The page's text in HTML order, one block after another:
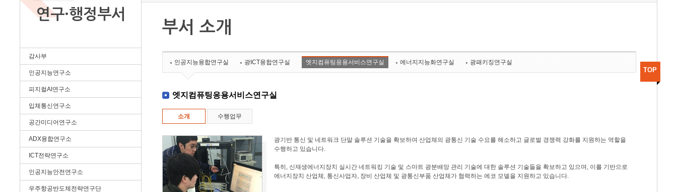
기획본부
연구·행정부서
감사부
인공지능연구소
피지컬AI연구소
입체통신연구소
공간미디어연구소
ADX융합연구소
ICT전략연구소
인공지능안전연구소
우주항공반도체전략연구단
부서 소개
인공지능융합연구실 광ICT융합연구실 엣지컴퓨팅응용서비스연구실 에너지지능화연구실 광패키징연구실
엣지컴퓨팅응용서비스연구실
소개 수행업무
광기반 통신 및 네트워크 단말 솔루션 기술을 확보하여 산업체의 광통신 기술 수요를 해소하고 글로벌 경쟁력 강화를 지원하는 역할을
수행하고 있습니다.
특히, 신재생에너지장치 실시간 네트워킹 기술 및 스마트 광분배망 관리 기술에 대한 솔루션 기술들을 확보하고 있으며, 이를 기반으로
에너지장치 산업체, 통신사업자, 장비 산업체 및 광통신부품 산업체가 협력하는 에코 모델을 지원하고 있습니다.
TOP